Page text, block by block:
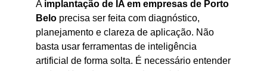
A implantação de IA em empresas de Porto
Belo precisa ser feita com diagnóstico,
planejamento e clareza de aplicação. Não
basta usar ferramentas de inteligência
artificial de forma solta. É necessário entender